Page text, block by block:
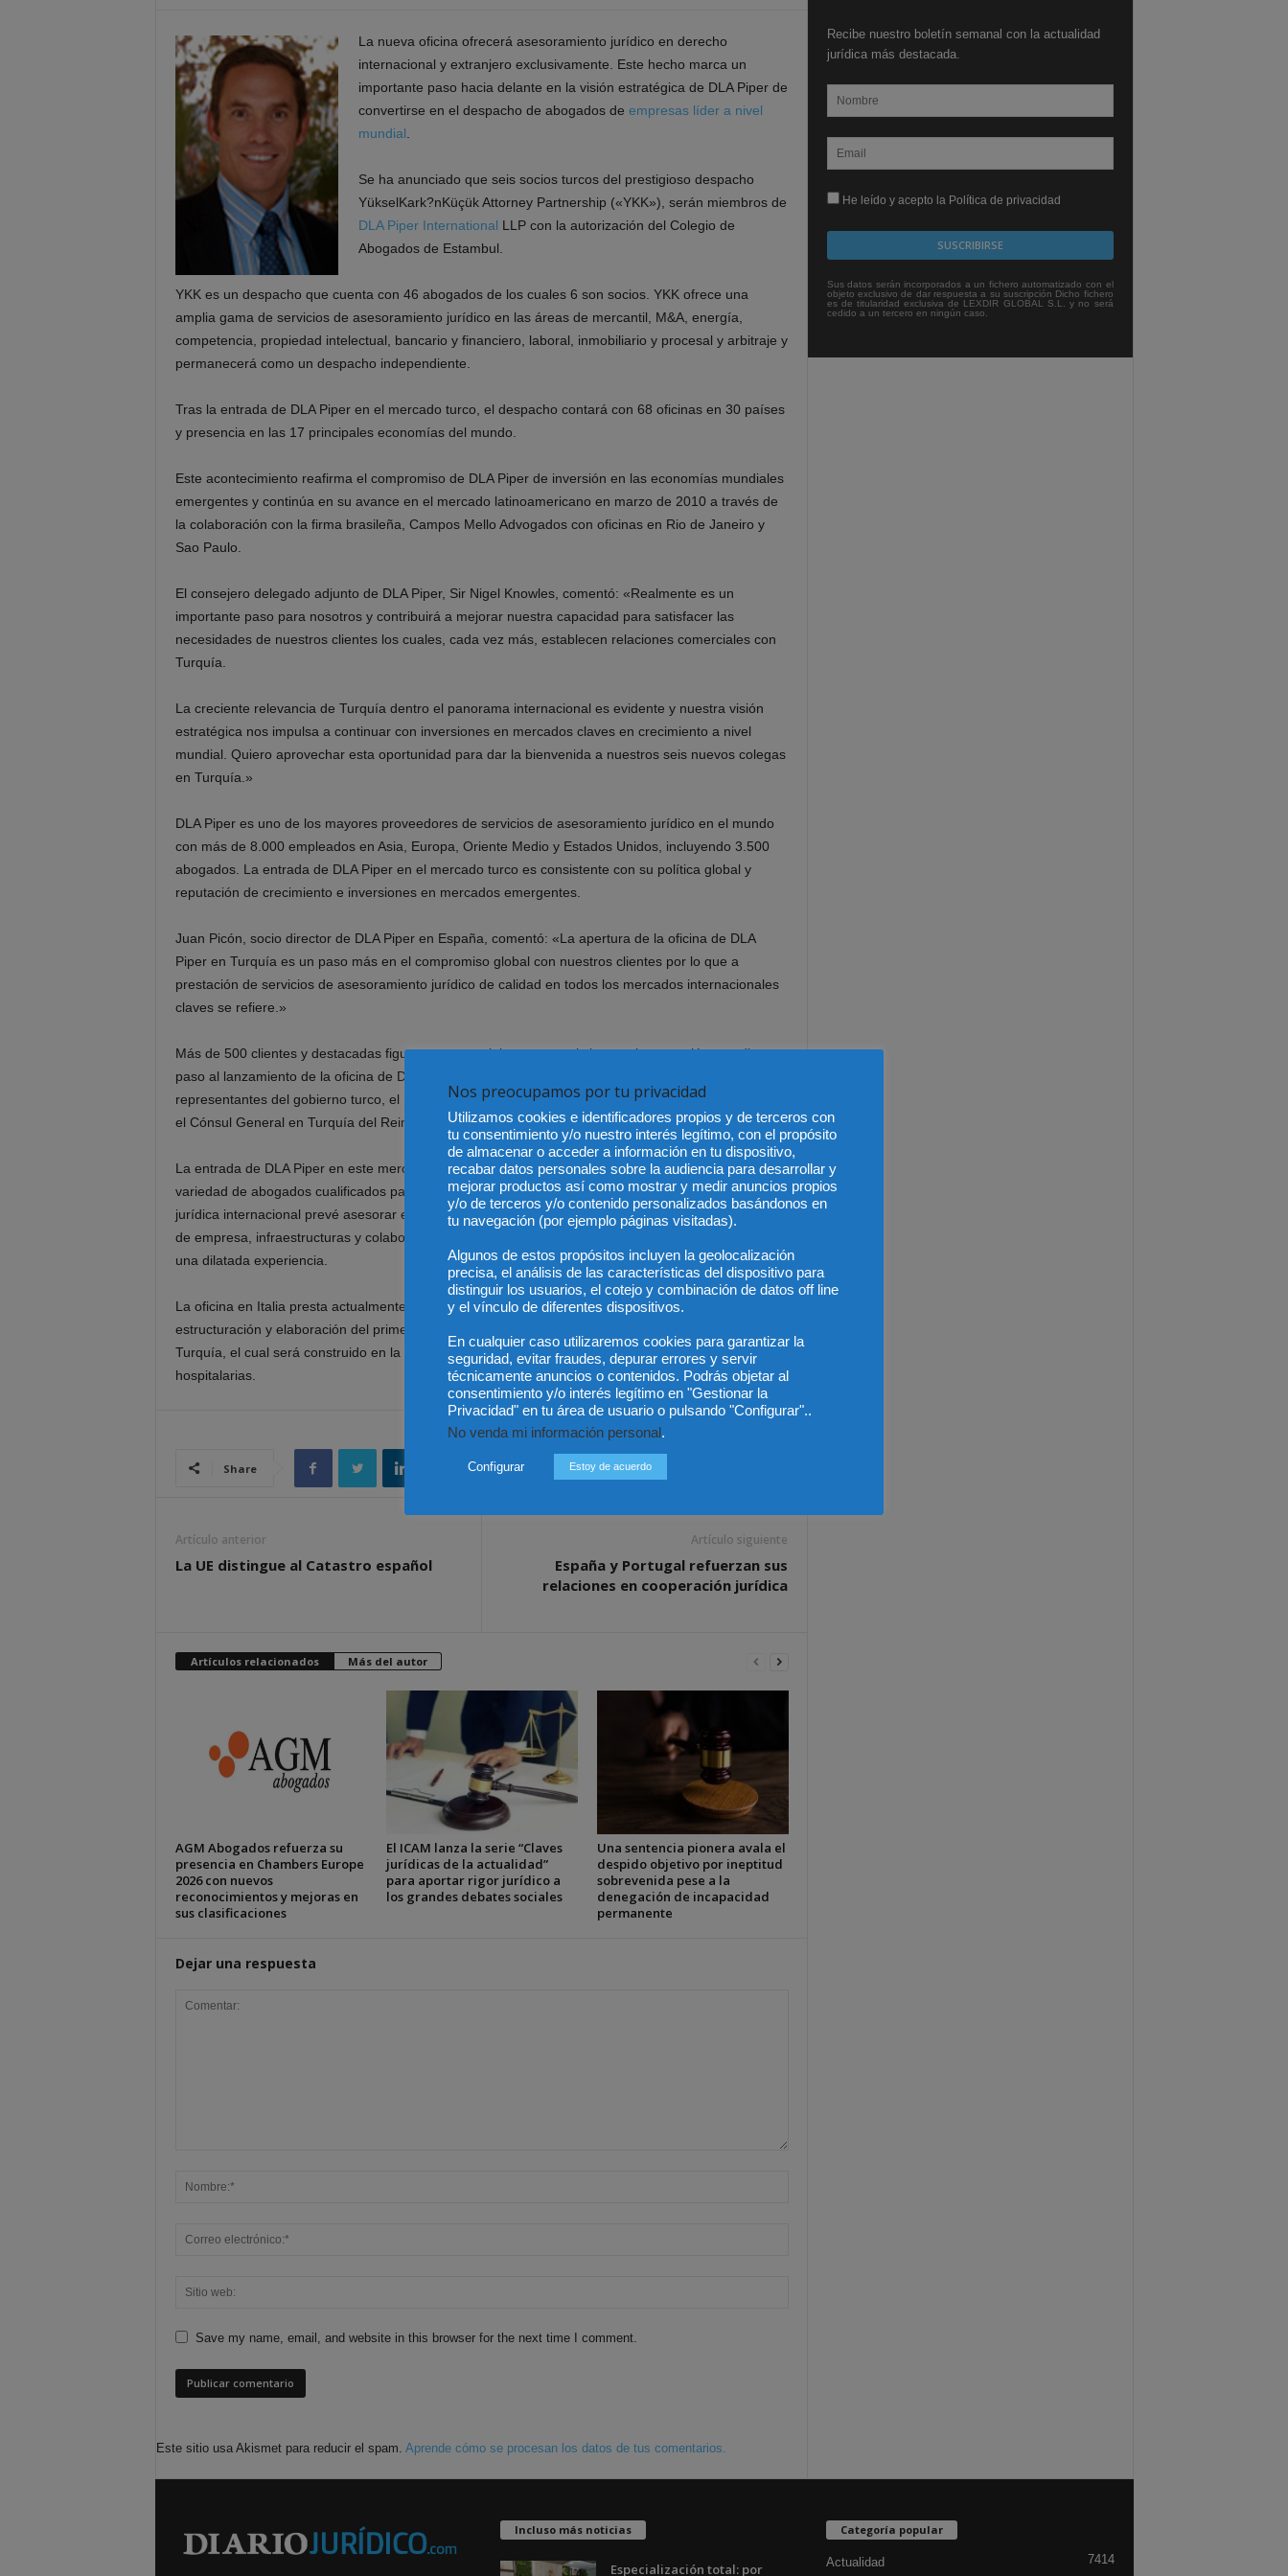
La nueva oficina ofrecerá asesoramiento jurídico en derecho
internacional y extranjero exclusivamente. Este hecho marca un
importante paso hacia delante en la visión estratégica de DLA Piper de
convertirse en el despacho de abogados de empresas líder a nivel
mundial
Se ha anunciado que seis socios turcos del prestigioso despacho
YükselKark?nKüçük Attorney Partnership («YKK»), serán miembros de
DLA Piper International LLP con la autorización del Colegio de
Abogados de Estambul.
YKK es un despacho que cuenta con 46 abogados de los cuales 6 son socios. YKK ofrece una
amplia gama de servicios de asesoramiento jurídico en las áreas de mercantil, M&A, energía,
competencia, propiedad intelectual, bancario y financiero, laboral, inmobiliario y procesal y arbitraje y
permanecerá como un despacho independiente.
Tras la entrada de DLA Piper en el mercado turco, el despacho contará con 68 oficinas en 30 países
y presencia en las 17 principales economías del mundo.
Este acontecimiento reafirma el compromiso de DLA Piper de inversión en las economías mundiales
emergentes y continúa en su avance en el mercado latinoamericano en marzo de 2010 a través de
la colaboración con la firma brasileña, Campos Mello Advogados con oficinas en Rio de Janeiro y
Sao Paulo.
El consejero delegado adjunto de DLA Piper, Sir Nigel Knowles, comentó: «Realmente es un
importante paso para nosotros y contribuirá a mejorar nuestra capacidad para satisfacer las
necesidades de nuestros clientes los cuales, cada vez más, establecen relaciones comerciales con
Turquía.
La creciente relevancia de Turquía dentro el panorama internacional es evidente y nuestra visión
estratégica nos impulsa a continuar con inversiones en mercados claves en crecimiento a nivel
mundial. Quiero aprovechar esta oportunidad para dar la bienvenida a nuestros seis nuevos colegas
en Turquía.»
DLA Piper es uno de los mayores proveedores de servicios de asesoramiento jurídico en el mundo
con más de 8.000 empleados en Asia, Europa, Oriente Medio y Estados Unidos, incluyendo 3.500
abogados. La entrada de DLA Piper en el mercado turco es consistente con su política global y
reputación de crecimiento e inversiones en mercados emergentes.
Juan Picón, socio director de DLA Piper en España, comentó: «La apertura de la oficina de DLA
Piper en Turquía es un paso más en el compromiso global con nuestros clientes por lo que a
prestación de servicios de asesoramiento jurídico de calidad en todos los mercados internacionales
claves se refiere.»
Más de 500 clientes y destacadas figuras empresariales turcas asistieron a la recepción que dio
paso al lanzamiento de la oficina de DLA Piper en Turquía. La recepción contó con la asistencia de
representantes del gobierno turco, el Embajador de Estados Unidos en Turquía (James F Jeffrey), y
el Cónsul General en Turquía del Reino Unido (Jessica Hand).
La entrada de DLA Piper en este mercado ofrecerá a las empresas turcas acceso a una gran
variedad de abogados cualificados para asesorar en asuntos de índole internacional. La práctica
jurídica internacional prevé asesorar en materias diversas incluyendo asuntos de M&A, financieros
de empresa, infraestructuras y colaboraciones público privadas, en los que DLA Piper cuenta con
una dilatada experiencia.
La oficina en Italia presta actualmente asesoramiento al Ministro de Sanidad turco en la
estructuración y elaboración del primer proyecto de sanidad de participación público privado en
Turquía, el cual será construido en la ciudad de Kayseri e implicará la creación de 1.500 camas
hospitalarias.
Share
Artículo anterior
La UE distingue al Catastro español
Artículo siguiente
España y Portugal refuerzan sus
relaciones en cooperación jurídica
Artículos relacionados Más del autor
AGM Abogados refuerza su
presencia en Chambers Europe
2026 con nuevos
reconocimientos y mejoras en
sus clasificaciones
El ICAM lanza la serie “Claves
jurídicas de la actualidad”
para aportar rigor jurídico a
los grandes debates sociales
Una sentencia pionera avala el
despido objetivo por ineptitud
sobrevenida pese a la
denegación de incapacidad
permanente
Dejar una respuesta
Save my name, email, and website in this browser for the next time I comment.
Este sitio usa Akismet para reducir el spam. Aprende cómo se procesan los datos de tus comentarios.
Recibe nuestro boletín semanal con la actualidad
jurídica más destacada.
He leído y acepto la Política de privacidad
Sus datos serán incorporados a un fichero automatizado con el
objeto exclusivo de dar respuesta a su suscripción Dicho fichero
es de titularidad exclusiva de LEXDIR GLOBAL S.L. y no será
cedido a un tercero en ningún caso.
Incluso más noticias
Especialización total: por
Categoría popular
Actualidad 7414
Nos preocupamos por tu privacidad
Utilizamos cookies e identificadores propios y de terceros con
tu consentimiento y/o nuestro interés legítimo, con el propósito
de almacenar o acceder a información en tu dispositivo,
recabar datos personales sobre la audiencia para desarrollar y
mejorar productos así como mostrar y medir anuncios propios
y/o de terceros y/o contenido personalizados basándonos en
tu navegación (por ejemplo páginas visitadas).
Algunos de estos propósitos incluyen la geolocalización
precisa, el análisis de las características del dispositivo para
distinguir los usuarios, el cotejo y combinación de datos off line
y el vínculo de diferentes dispositivos.
En cualquier caso utilizaremos cookies para garantizar la
seguridad, evitar fraudes, depurar errores y servir
técnicamente anuncios o contenidos. Podrás objetar al
consentimiento y/o interés legítimo en "Gestionar la
Privacidad" en tu área de usuario o pulsando "Configurar"..
No venda mi información personal.
Configurar Estoy de acuerdo